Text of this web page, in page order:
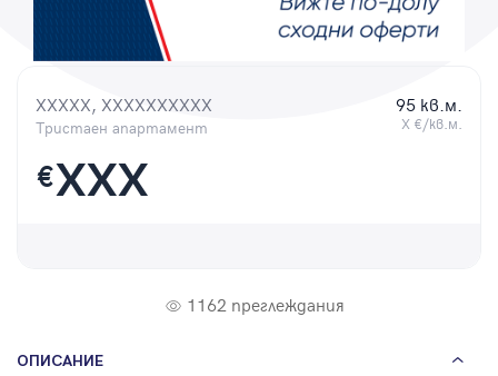
XXXXX, XXXXXXXXXX
Тристаен апартамент
95 кв.м.
X €/кв.м.
€XXX
1162 преглеждания
ОПИСАНИЕ
Парола